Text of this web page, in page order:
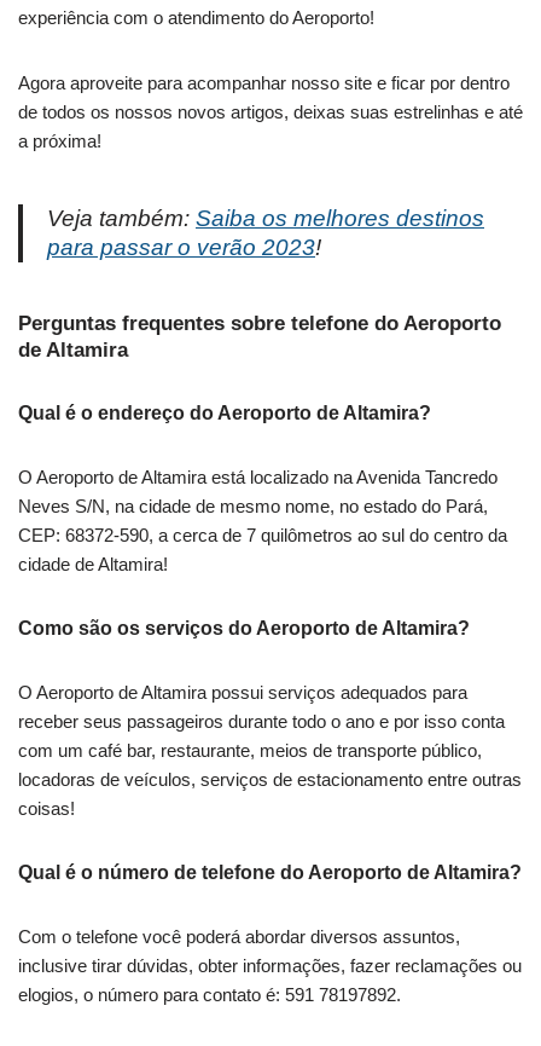
experiência com o atendimento do Aeroporto!
Agora aproveite para acompanhar nosso site e ficar por dentro
de todos os nossos novos artigos, deixas suas estrelinhas e até
a próxima!
Veja também: Saiba os melhores destinos
para passar o verão 2023!
Perguntas frequentes sobre telefone do Aeroporto
de Altamira
Qual é o endereço do Aeroporto de Altamira?
O Aeroporto de Altamira está localizado na Avenida Tancredo
Neves S/N, na cidade de mesmo nome, no estado do Pará,
CEP: 68372-590, a cerca de 7 quilômetros ao sul do centro da
cidade de Altamira!
Como são os serviços do Aeroporto de Altamira?
O Aeroporto de Altamira possui serviços adequados para
receber seus passageiros durante todo o ano e por isso conta
com um café bar, restaurante, meios de transporte público,
locadoras de veículos, serviços de estacionamento entre outras
coisas!
Qual é o número de telefone do Aeroporto de Altamira?
Com o telefone você poderá abordar diversos assuntos,
inclusive tirar dúvidas, obter informações, fazer reclamações ou
elogios, o número para contato é: 591 78197892.